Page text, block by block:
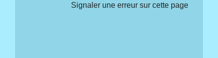
Signaler une erreur sur cette page